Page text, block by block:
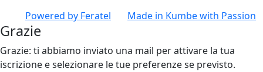
Powered by Feratel Made in Kumbewith Passion
Grazie
Grazie: ti abbiamo inviato una mail per attivare la tua
iscrizione e selezionare le tue preferenze se previsto.